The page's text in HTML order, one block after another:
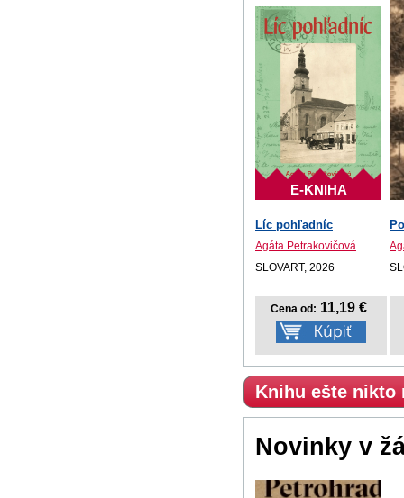
E-KNIHA
Líc pohľadníc
Agáta Petrakovičová
SLOVART, 2026
Cena od: 11,19 €
Knihu ešte nikto
Novinky v